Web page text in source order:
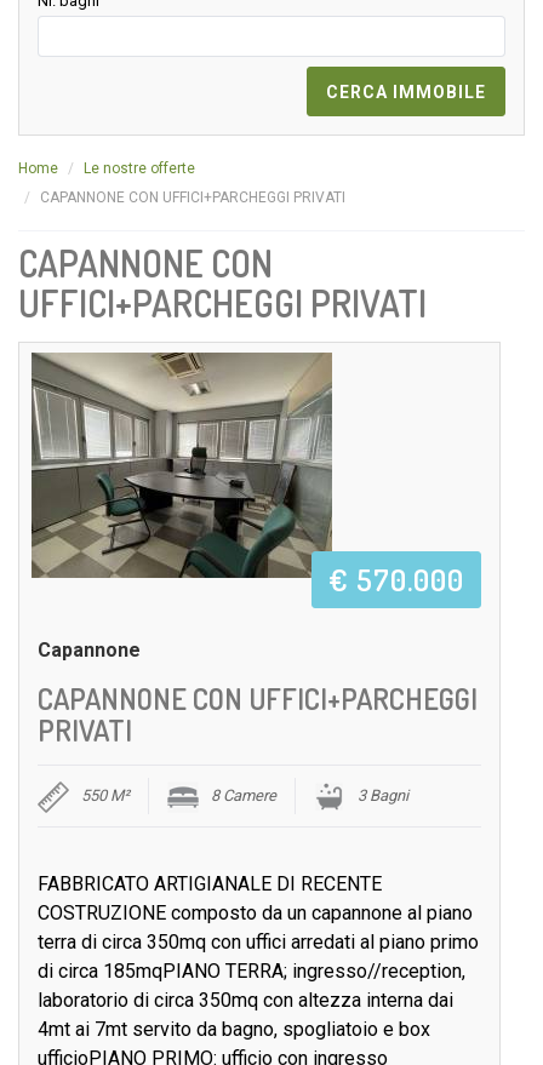
Home
Le nostre offerte
CAPANNONE CON UFFICI+PARCHEGGI PRIVATI
CAPANNONE CON
UFFICI+PARCHEGGI PRIVATI
Capannone
CAPANNONE CON UFFICI+PARCHEGGI
PRIVATI
€ 570.000
550 M² 8 Camere 3 Bagni
FABBRICATO ARTIGIANALE DI RECENTE
COSTRUZIONE composto da un capannone al piano
terra di circa 350mq con uffici arredati al piano primo
di circa 185mqPIANO TERRA; ingresso//reception,
laboratorio di circa 350mq con altezza interna dai
4mt ai 7mt servito da bagno, spogliatoio e box
ufficioPIANO PRIMO: ufficio con ingresso